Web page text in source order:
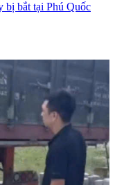
bị bắt tại Phú Quốc